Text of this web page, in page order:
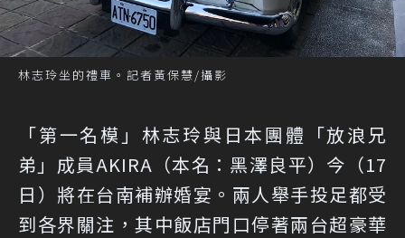
林志玲坐的禮車。記者黃保慧/攝影
「第一名模」林志玲與日本團體「放浪兄
弟」成員AKIRA（本名：黑澤良平）今（17
日）將在台南補辦婚宴。兩人舉手投足都受
到各界關注，其中飯店門口停著兩台超豪華